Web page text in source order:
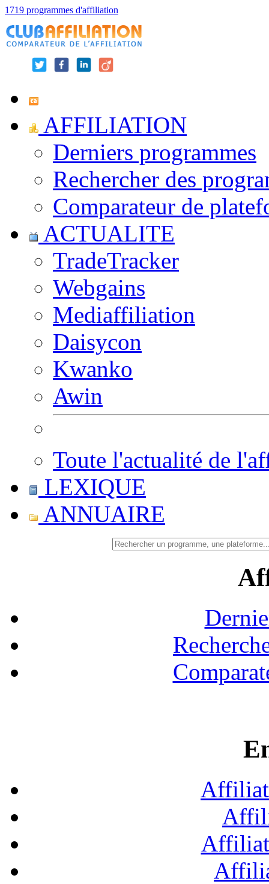
1719 programmes d'affiliation
AFFILIATION
Derniers programmes
Rechercher des
Comparateur de
ACTUALITE
TradeTracker
Webgains
Mediaffiliation
Daisycon
Kwanko
Awin
Toute l'actualité de
LEXIQUE
ANNUAIRE